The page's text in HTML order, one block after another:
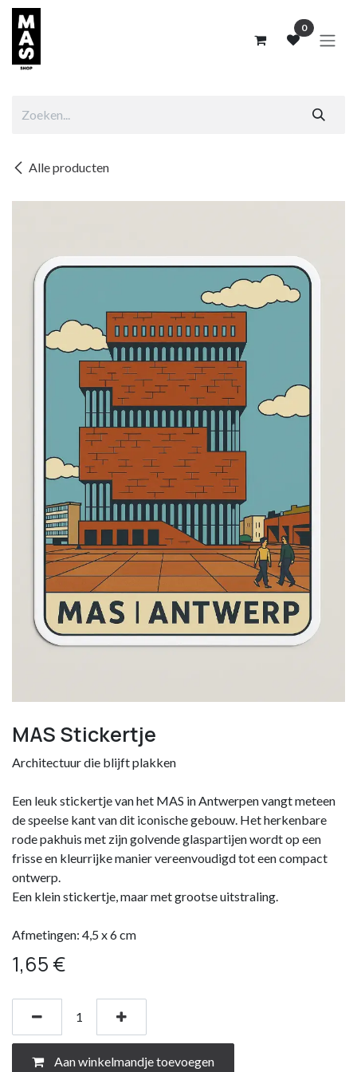
Overslaan naar inhoud
0
Alle producten
MAS Stickertje
Architectuur die blijft plakken
Een leuk stickertje van het MAS in Antwerpen vangt meteen
de speelse kant van dit iconische gebouw. Het herkenbare
rode pakhuis met zijn golvende glaspartijen wordt op een
frisse en kleurrijke manier vereenvoudigd tot een compact
ontwerp.
Een klein stickertje, maar met grootse uitstraling.
Afmetingen: 4,5 x 6 cm
1,65 €
Aan winkelmandje toevoegen